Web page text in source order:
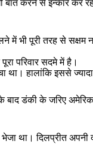
करने से इन्कार कर
भी पूरी तरह से सक्षम
परिवार सदमे में है।
हालांकि इससे
बाद डंकी के जरिए
था। दिलप्रीत अपनी